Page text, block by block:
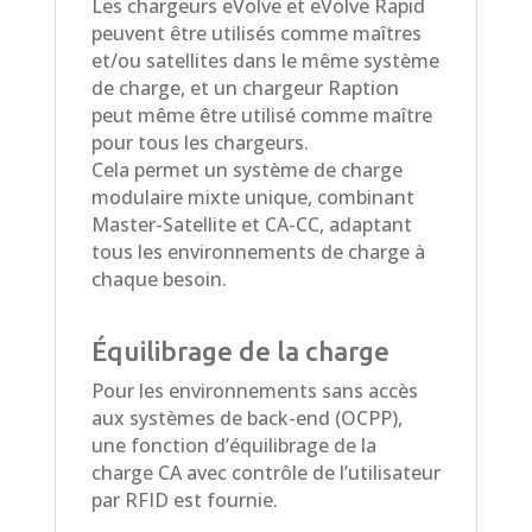
Les chargeurs eVolve et eVolve Rapid
peuvent être utilisés comme maîtres
et/ou satellites dans le même système
de charge, et un chargeur Raption
peut même être utilisé comme maître
pour tous les chargeurs.
Cela permet un système de charge
modulaire mixte unique, combinant
Master-Satellite et CA-CC, adaptant
tous les environnements de charge à
chaque besoin.
Équilibrage de la charge
Pour les environnements sans accès
aux systèmes de back-end (OCPP),
une fonction d’équilibrage de la
charge CA avec contrôle de l’utilisateur
par RFID est fournie.